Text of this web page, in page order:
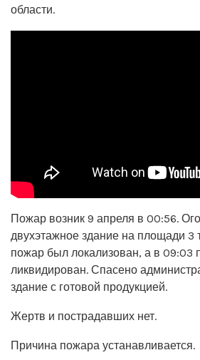
области.
Пожар возник 9 апреля в 00:56.
двухэтажное здание на площади 3
пожар был локализован, а в 09:03
ликвидирован. Спасено
здание с готовой продукцией.
Жертв и пострадавших нет.
Причина пожара устанавливается.